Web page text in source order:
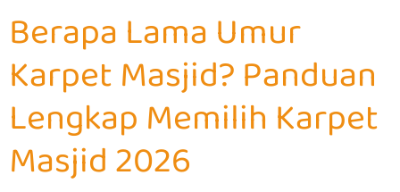
Berapa Lama Umur
Karpet Masjid? Panduan
Lengkap Memilih Karpet
Masjid 2026